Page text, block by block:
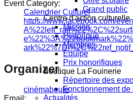
Grand public
Centre d'action culturelle
Mission
Historique
Membres
Équipe
Prix honorifiques
Boutique La Fouinerie
Répertoire des
Fonctionnement de
Actualités
Event Category:
Calendrier Culturel
https://www.facebook.com/
Organizer
cinémaboule